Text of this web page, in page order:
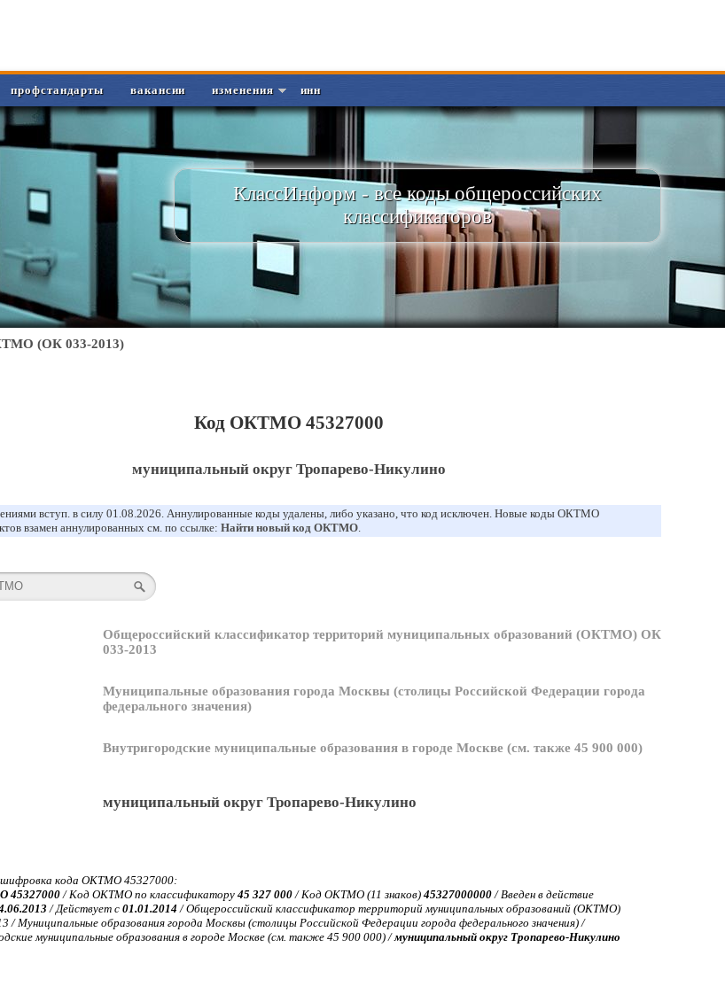
профстандарты вакансии изменения инн
КлассИнформ - все коды общероссийских
классификаторов
(ОК 033-2013)
Код ОКТМО 45327000
муниципальный округ Тропарево-Никулино
вступ. в силу 01.08.2026. Аннулированные коды удалены, либо указано, что код исключен. Новые коды ОКТМО
взамен аннулированных см. по ссылке: Найти новый код ОКТМО.
Общероссийский классификатор территорий муниципальных образований (ОКТМО) ОК
033-2013
Муниципальные образования города Москвы (столицы Российской Федерации города
федерального значения)
Внутригородские муниципальные образования в городе Москве (см. также 45 900 000)
муниципальный округ Тропарево-Никулино
кода ОКТМО 45327000:
45327000/ Код ОКТМО по классификатору 45 327 000/ Код ОКТМО (11 знаков) 45327000000/ Введен в действие
/ Действует с 01.01.2014 / Общероссийский классификатор территорий муниципальных образований (ОКТМО)
/ Муниципальные образования города Москвы (столицы Российской Федерации города федерального значения) /
муниципальные образования в городе Москве (см. также 45 900 000) /муниципальный округ Тропарево-Никулино